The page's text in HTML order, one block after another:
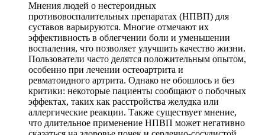
Мнения людей о нестероидных
противовоспалительных препаратах (НПВП) для
суставов варьируются. Многие отмечают их
эффективность в облегчении боли и уменьшении
воспаления, что позволяет улучшить качество жизни.
Пользователи часто делятся положительным опытом,
особенно при лечении остеоартрита и
ревматоидного артрита. Однако не обошлось и без
критики: некоторые пациенты сообщают о побочных
эффектах, таких как расстройства желудка или
аллергические реакции. Также существует мнение,
что длительное применение НПВП может негативно